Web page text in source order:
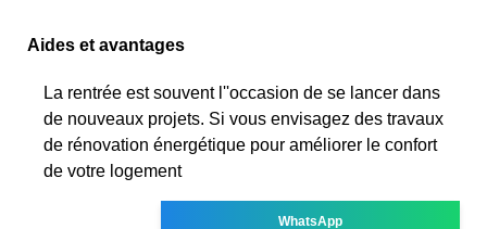
Aides et avantages
La rentrée est souvent l''occasion de se lancer dans
de nouveaux projets. Si vous envisagez des travaux
de rénovation énergétique pour améliorer le confort
de votre logement
WhatsApp